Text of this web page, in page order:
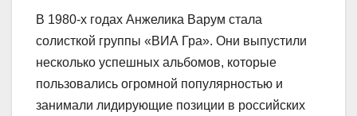
В 1980-х годах Анжелика Варум стала
солисткой группы «ВИА Гра». Они выпустили
несколько успешных альбомов, которые
пользовались огромной популярностью и
занимали лидирующие позиции в российских